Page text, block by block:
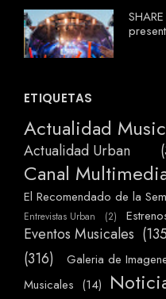
ETIQUETAS
Actualidad
Actualidad Urban
Canal
El Recomendado de la
Entrevistas Urban (2)
Eventos Musicales
(316)
Galeria de
Musicales (14)